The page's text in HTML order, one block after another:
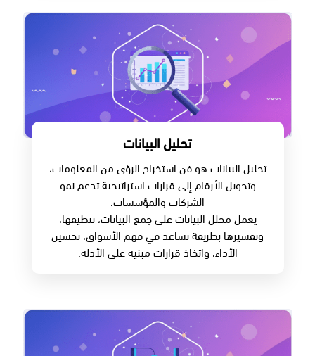
تحليل البيانات
تحليل البيانات هو فن استخراج الرؤى من المعلومات،
وتحويل الأرقام إلى قرارات استراتيجية تدعم نمو
الشركات والمؤسسات.
يعمل محلل البيانات على جمع البيانات، تنظيفها،
وتفسيرها بطريقة تساعد في فهم الأسواق، تحسين
الأداء، واتخاذ قرارات مبنية على الأدلة.